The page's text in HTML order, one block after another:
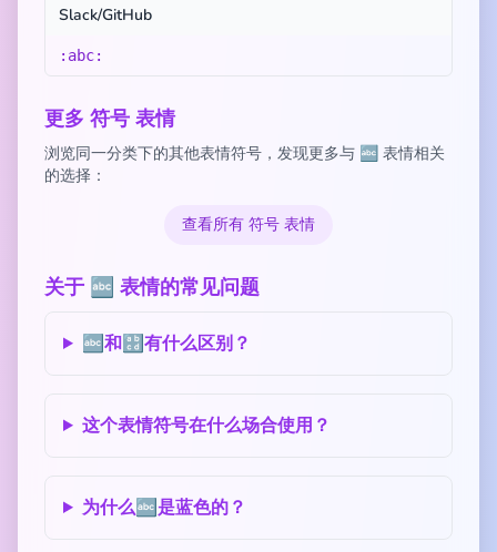
Slack/GitHub
:abc:
更多 符号 表情
浏览同一分类下的其他表情符号，发现更多与 🔤 表情相关
的选择：
查看所有 符号 表情
关于 🔤 表情的常见问题
🔤和🔡有什么区别？
这个表情符号在什么场合使用？
为什么🔤是蓝色的？